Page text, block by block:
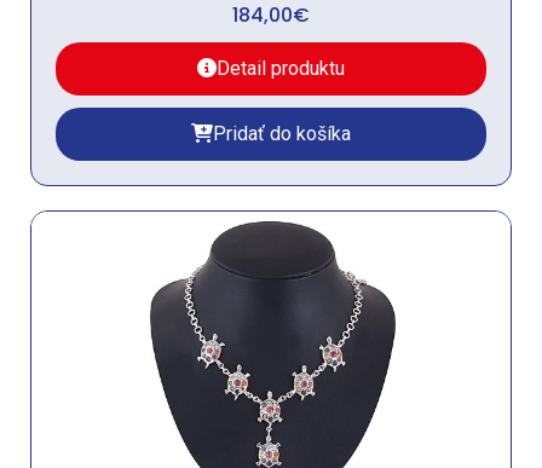
184,00€
Detail produktu
Pridať do košíka